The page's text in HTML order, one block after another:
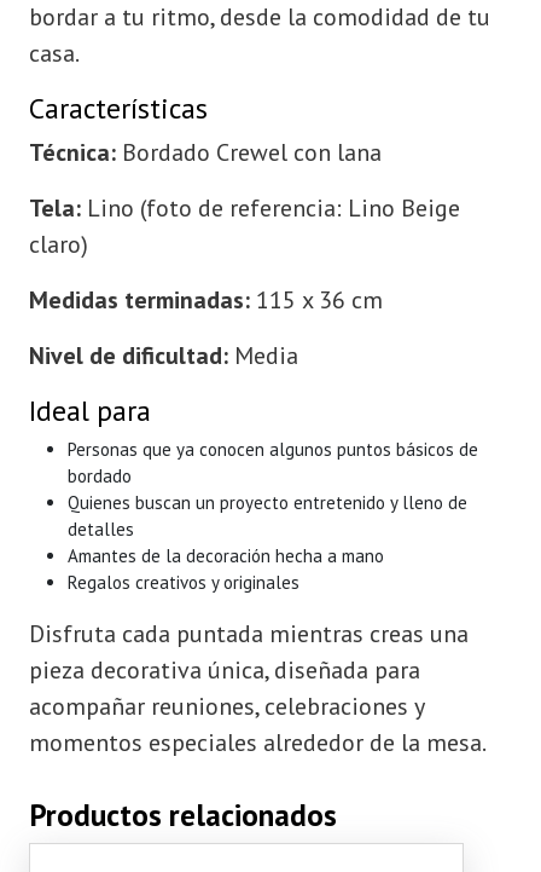
bordar a tu ritmo, desde la comodidad de tu
casa.
Características
Técnica: Bordado Crewel con lana
Tela: Lino (foto de referencia: Lino Beige
claro)
Medidas terminadas: 115 x 36 cm
Nivel de dificultad: Media
Ideal para
Personas que ya conocen algunos puntos básicos de
bordado
Quienes buscan un proyecto entretenido y lleno de
detalles
Amantes de la decoración hecha a mano
Regalos creativos y originales
Disfruta cada puntada mientras creas una
pieza decorativa única, diseñada para
acompañar reuniones, celebraciones y
momentos especiales alrededor de la mesa.
Productos relacionados